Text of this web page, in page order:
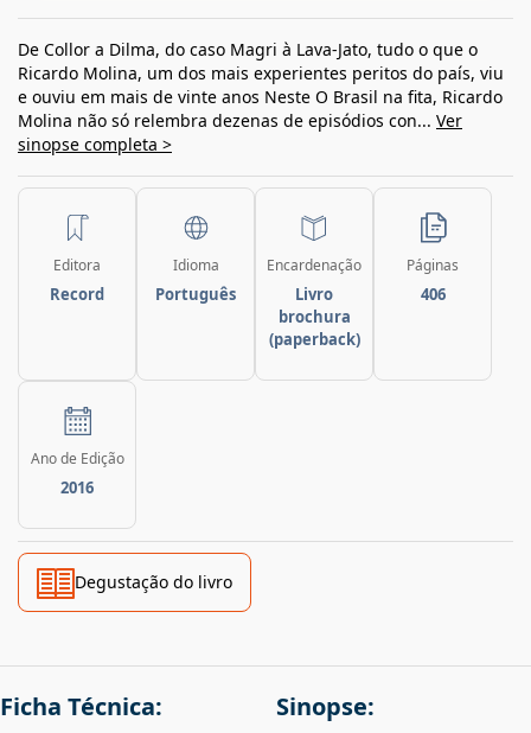
De Collor a Dilma, do caso Magri à Lava-Jato, tudo o que o
Ricardo Molina, um dos mais experientes peritos do país, viu
e ouviu em mais de vinte anos Neste O Brasil na fita, Ricardo
Molina não só relembra dezenas de episódios con... Ver
sinopse completa >
Editora
Record
Idioma
Português
Encardenação
Livro
brochura
(paperback)
Páginas
406
Ano de Edição
2016
Degustação do livro
Ficha Técnica: Sinopse: